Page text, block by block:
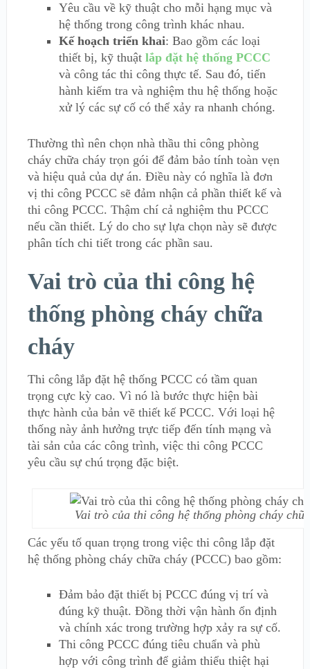
Yêu cầu về kỹ thuật cho mỗi hạng mục và
hệ thống trong công trình khác nhau.
Kế hoạch triển khai: Bao gồm các loại
thiết bị, kỹ thuật lắp đặt hệ thống PCCC
và công tác thi công thực tế. Sau đó, tiến
hành kiếm tra và nghiệm thu hệ thống hoặc
xử lý các sự cố có thể xảy ra nhanh chóng.
Thường thì nên chọn nhà thầu thi công phòng
cháy chữa cháy trọn gói để đảm bảo tính toàn vẹn
và hiệu quả của dự án. Điều này có nghĩa là đơn
vị thi công PCCC sẽ đảm nhận cả phần thiết kế và
thi công PCCC. Thậm chí cả nghiệm thu PCCC
nếu cần thiết. Lý do cho sự lựa chọn này sẽ được
phân tích chi tiết trong các phần sau.
Vai trò của thi công hệ
thống phòng cháy chữa
cháy
Thi công lắp đặt hệ thống PCCC có tầm quan
trọng cực kỳ cao. Vì nó là bước thực hiện bài
thực hành của bản vẽ thiết kế PCCC. Với loại hệ
thống này ảnh hưởng trực tiếp đến tính mạng và
tài sản của các công trình, việc thi công PCCC
yêu cầu sự chú trọng đặc biệt.
Vai trò của thi công hệ thống phòng cháy
Các yếu tố quan trọng trong việc thi công lắp đặt
hệ thống phòng cháy chữa cháy (PCCC) bao gồm:
Đảm bảo đặt thiết bị PCCC đúng vị trí và
đúng kỹ thuật. Đồng thời vận hành ổn định
và chính xác trong trường hợp xảy ra sự cố.
Thi công PCCC đúng tiêu chuẩn và phù
hợp với công trình để giảm thiểu thiệt hại